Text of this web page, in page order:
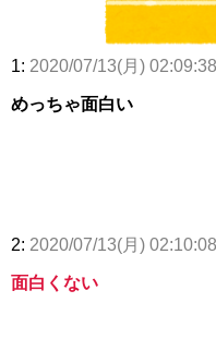
1: 2020/07/13(月)
めっちゃ面白い
2: 2020/07/13(月)
面白くない